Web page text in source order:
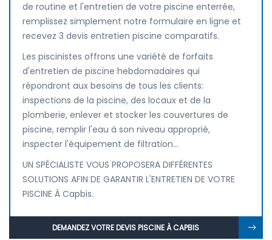
de routine et l'entretien de votre piscine enterrée,
remplissez simplement notre formulaire en ligne et
recevez 3 devis entretien piscine comparatifs.
Les piscinistes offrons une variété de forfaits
d'entretien de piscine hebdomadaires qui
répondront aux besoins de tous les clients:
inspections de la piscine, des locaux et de la
plomberie, enlever et stocker les couvertures de
piscine, remplir l'eau à son niveau approprié,
inspecter l'équipement de filtration...
UN SPÉCIALISTE VOUS PROPOSERA DIFFÉRENTES
SOLUTIONS AFIN DE GARANTIR L'ENTRETIEN DE VOTRE
PISCINE À Capbis.
DEMANDEZ VOTRE DEVIS PISCINE À CAPBIS